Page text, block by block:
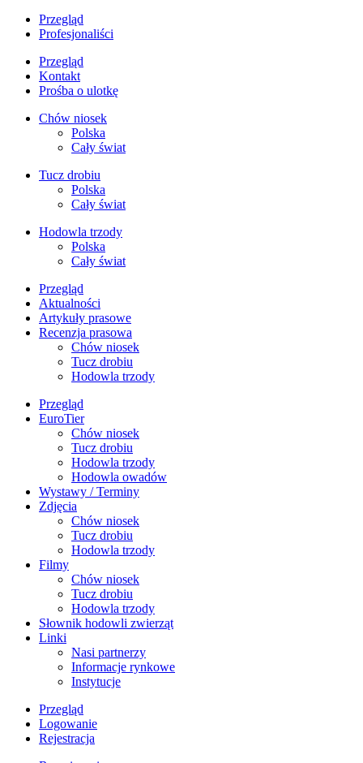
Przegląd
Profesjonaliści
Przegląd
Kontakt
Prośba o ulotkę
Chów niosek
Polska
Cały świat
Tucz drobiu
Polska
Cały świat
Hodowla trzody
Polska
Cały świat
Przegląd
Aktualności
Artykuły prasowe
Recenzja prasowa
Chów niosek
Tucz drobiu
Hodowla trzody
Przegląd
EuroTier
Chów niosek
Tucz drobiu
Hodowla trzody
Hodowla owadów
Wystawy / Terminy
Zdjęcia
Chów niosek
Tucz drobiu
Hodowla trzody
Filmy
Chów niosek
Tucz drobiu
Hodowla trzody
Słownik hodowli zwierząt
Linki
Nasi partnerzy
Informacje rynkowe
Instytucje
Przegląd
Logowanie
Rejestracja